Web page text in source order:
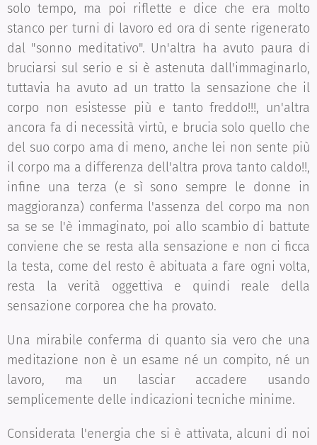
solo tempo, ma poi riflette e dice che era molto
stanco per turni di lavoro ed ora di sente rigenerato
dal "sonno meditativo". Un'altra ha avuto paura di
bruciarsi sul serio e si è astenuta dall'immaginarlo,
tuttavia ha avuto ad un tratto la sensazione che il
corpo non esistesse più e tanto freddo!!!, un'altra
ancora fa di necessità virtù, e brucia solo quello che
del suo corpo ama di meno, anche lei non sente più
il corpo ma a differenza dell'altra prova tanto caldo!!,
infine una terza (e sì sono sempre le donne in
maggioranza) conferma l'assenza del corpo ma non
sa se se l'è immaginato, poi allo scambio di battute
conviene che se resta alla sensazione e non ci ficca
la testa, come del resto è abituata a fare ogni volta,
resta la verità oggettiva e quindi reale della
sensazione corporea che ha provato.
Una mirabile conferma di quanto sia vero che una
meditazione non è un esame né un compito, né un
lavoro, ma un lasciar accadere usando
semplicemente delle indicazioni tecniche minime.
Considerata l'energia che si è attivata, alcuni di noi